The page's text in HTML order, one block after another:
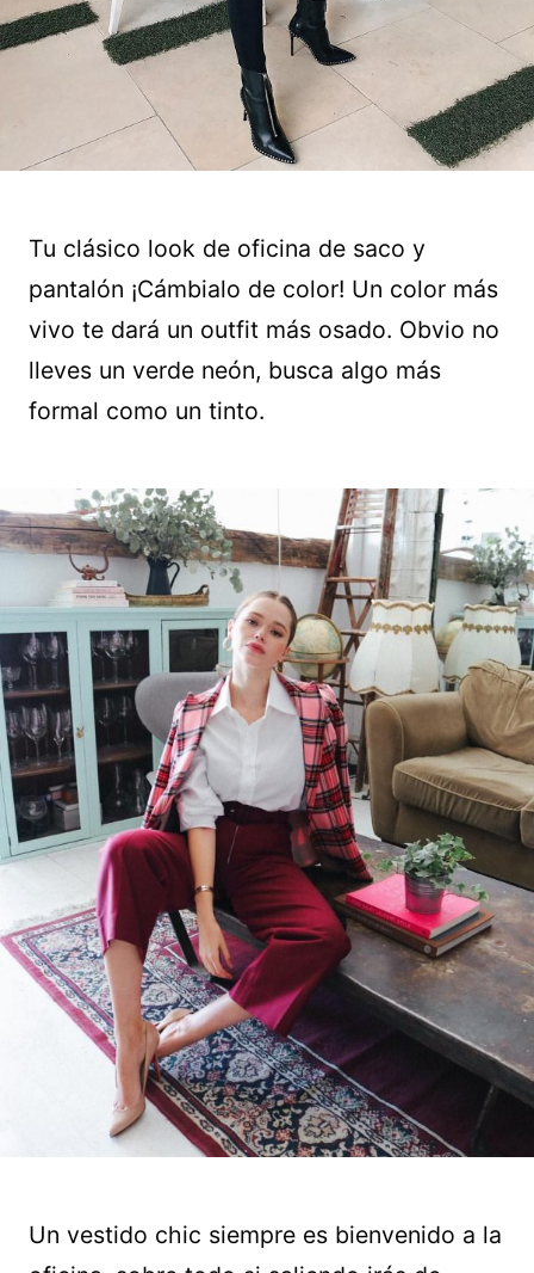
Tu clásico look de oficina de saco y
pantalón ¡Cámbialo de color! Un color más
vivo te dará un outfit más osado. Obvio no
lleves un verde neón, busca algo más
formal como un tinto.
Un vestido chic siempre es bienvenido a la